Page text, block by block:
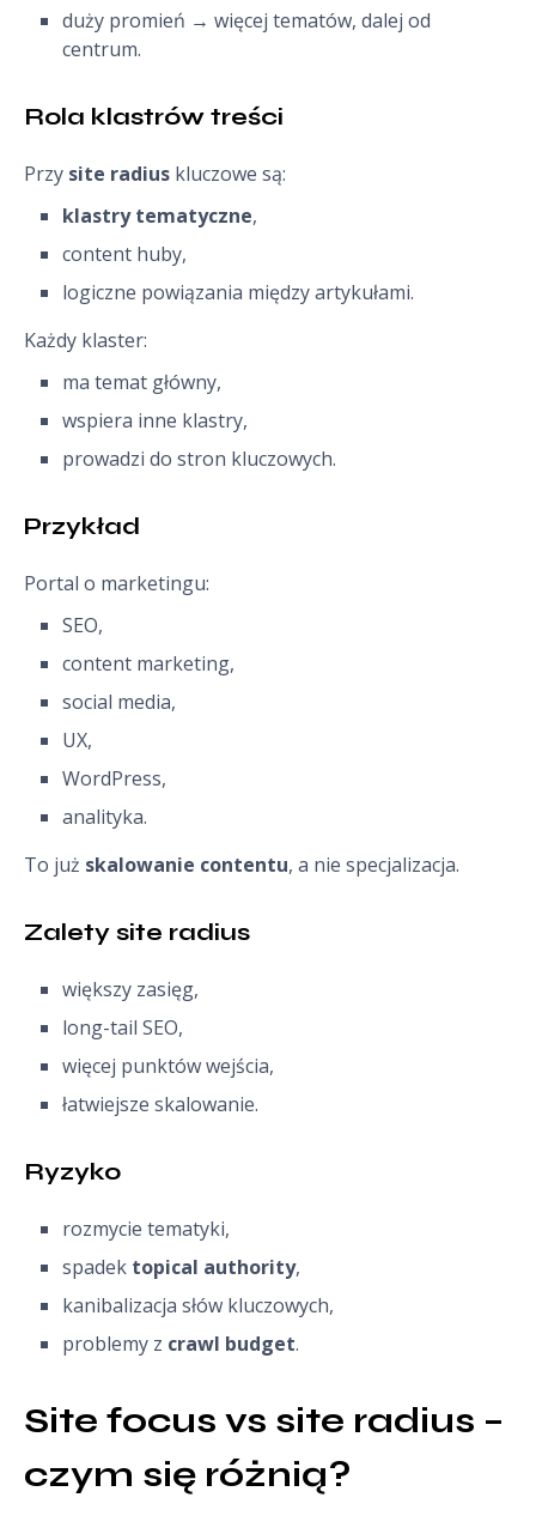
duży promień → więcej tematów, dalej od
centrum.
Rola klastrów treści
Przy site radius kluczowe są:
klastry tematyczne,
content huby,
logiczne powiązania między artykułami.
Każdy klaster:
ma temat główny,
wspiera inne klastry,
prowadzi do stron kluczowych.
Przykład
Portal o marketingu:
SEO,
content marketing,
social media,
UX,
WordPress,
analityka.
To już skalowanie contentu, a nie specjalizacja.
Zalety site radius
większy zasięg,
long-tail SEO,
więcej punktów wejścia,
łatwiejsze skalowanie.
Ryzyko
rozmycie tematyki,
spadek topical authority,
kanibalizacja słów kluczowych,
problemy z crawl budget.
Site focus vs site radius –
czym się różnią?